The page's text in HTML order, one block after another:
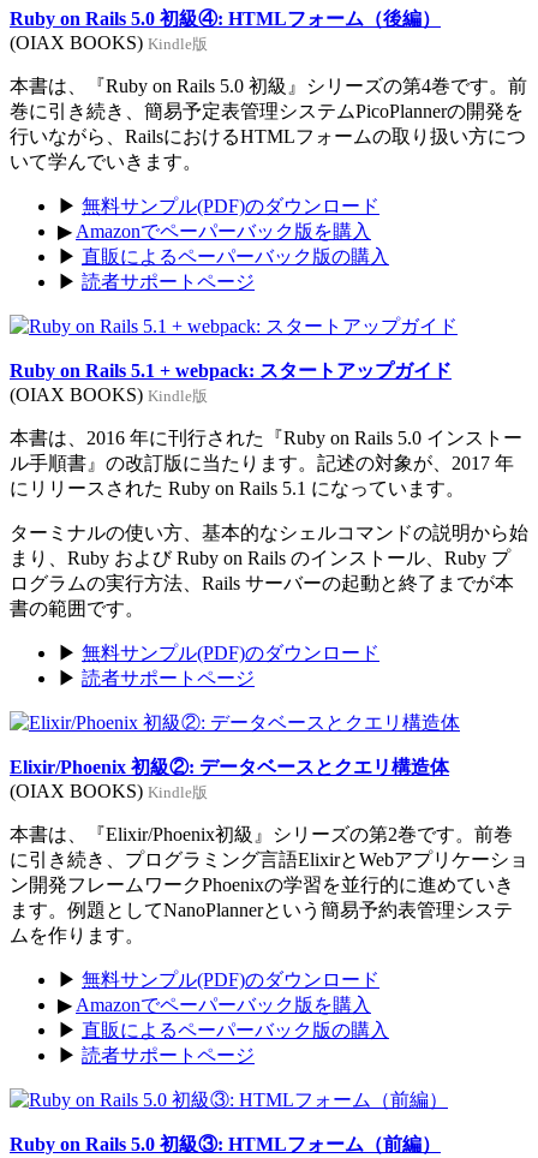
Ruby on Rails 5.0 初級④: HTMLフォーム（後編）
(OIAX BOOKS) Kindle版
本書は、『Ruby on Rails 5.0 初級』シリーズの第4巻です。前
巻に引き続き、簡易予定表管理システムPicoPlannerの開発を
行いながら、RailsにおけるHTMLフォームの取り扱い方につ
いて学んでいきます。
▶ 無料サンプル(PDF)のダウンロード
▶ Amazonでペーパーバック版を購入
▶ 直販によるペーパーバック版の購入
▶ 読者サポートページ
Ruby on Rails 5.1 + webpack: スタートアップガイド
(OIAX BOOKS) Kindle版
本書は、2016 年に刊行された『Ruby on Rails 5.0 インストー
ル手順書』の改訂版に当たります。記述の対象が、2017 年
にリリースされた Ruby on Rails 5.1 になっています。
ターミナルの使い方、基本的なシェルコマンドの説明から始
まり、Ruby および Ruby on Rails のインストール、Ruby プ
ログラムの実行方法、Rails サーバーの起動と終了までが本
書の範囲です。
▶ 無料サンプル(PDF)のダウンロード
▶ 読者サポートページ
Elixir/Phoenix 初級②: データベースとクエリ構造体
(OIAX BOOKS) Kindle版
本書は、『Elixir/Phoenix初級』シリーズの第2巻です。前巻
に引き続き、プログラミング言語ElixirとWebアプリケーショ
ン開発フレームワークPhoenixの学習を並行的に進めていき
ます。例題としてNanoPlannerという簡易予約表管理システ
ムを作ります。
▶ 無料サンプル(PDF)のダウンロード
▶ Amazonでペーパーバック版を購入
▶ 直販によるペーパーバック版の購入
▶ 読者サポートページ
Ruby on Rails 5.0 初級③: HTMLフォーム（前編）